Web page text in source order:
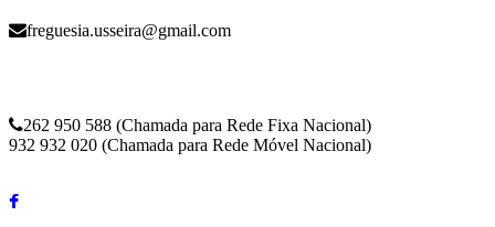
freguesia.usseira@gmail.com
262 950 588 (Chamada para Rede Fixa Nacional)
932 932 020 (Chamada para Rede Móvel Nacional)